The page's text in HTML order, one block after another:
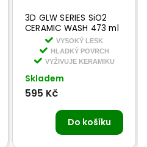
3D GLW SERIES SiO2
CERAMIC WASH 473 ml
- keramický šampon s
křemíkem
VYSOKÝ LESK
HLADKÝ POVRCH
VYŽIVUJE KERAMIKU
Skladem
595 Kč
Do košíku